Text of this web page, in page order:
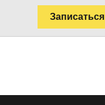
Записаться